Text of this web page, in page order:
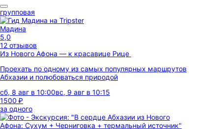
групповая
Мадина
5,0
12 отзывов
Из Нового Афона — к красавице Рице
Проехать по одному из самых популярных маршрутов
Абхазии и полюбоваться природой
сб, 8 авг в 10:00вс, 9 авг в 10:15
1500 ₽
за одного